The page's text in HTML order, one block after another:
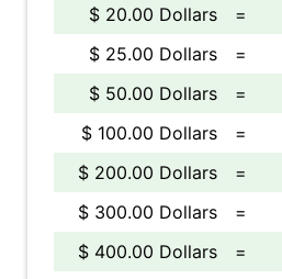
$ 20.00 Dollars
=
$ 25.00 Dollars
=
$ 50.00 Dollars
=
$ 100.00 Dollars
=
$ 200.00 Dollars
=
$ 300.00 Dollars
=
$ 400.00 Dollars
=